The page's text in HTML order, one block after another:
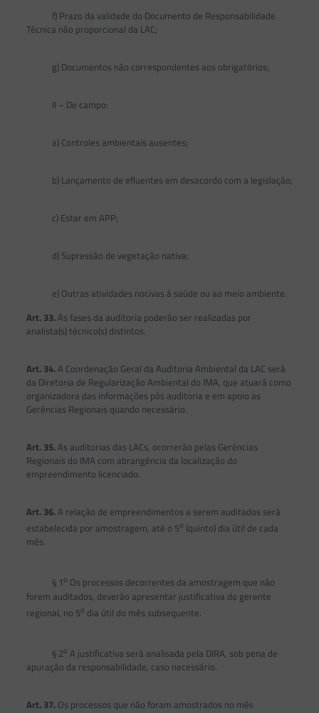
f) Prazo da validade do Documento de Responsabilidade
Técnica não proporcional da LAC;
g) Documentos não correspondentes aos obrigatórios;
II – De campo:
a) Controles ambientais ausentes;
b) Lançamento de efluentes em desacordo com a legislação;
c) Estar em APP;
d) Supressão de vegetação nativa;
e) Outras atividades nocivas à saúde ou ao meio ambiente.
Art. 33.As fases da auditoria poderão ser realizadas por
analista(s) técnico(s) distintos.
Art. 34.A Coordenação Geral da Auditoria Ambiental da LAC será
da Diretoria de Regularização Ambiental do IMA, que atuará como
organizadora das informações pós auditoria e em apoio as
Gerências Regionais quando necessário.
Art. 35.As auditorias das LACs, ocorrerão pelas Gerências
Regionais do IMA com abrangência da localização do
empreendimento licenciado.
Art. 36.A relação de empreendimentos a serem auditados será
estabelecida por amostragem, até o 5o (quinto) dia útil de cada
mês.
§ 1o Os processos decorrentes da amostragem que não
forem auditados, deverão apresentar justificativa do gerente
regional, no 5o dia útil do mês subsequente.
§ 2o A justificativa será analisada pela DIRA, sob pena de
apuração da responsabilidade, caso necessário.
Art. 37.Os processos que não foram amostrados no mês